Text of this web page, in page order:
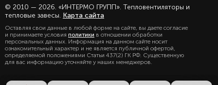
© 2010 — 2026. «ИНТЕРМО ГРУПП». Тепловентиляторы и
тепловые завесы. Карта сайта
Оставляя свои данные в любой форме на сайте, вы даете согласие
и принимаете условия политики в отношении обработки
персональных данных. Информация на данном сайте носит
ознакомительный характер и не является публичной офертой,
определяемой положениями Статьи 437(2) ГК РФ. Существенную
для вас информацию уточняйте у наших менеджеров.
Оставаясь с нами, вы соглашаетесь на
использование файлов куки.
персональных данных, можете
ознакомиться в нашем разделе
политика конфиденциальности